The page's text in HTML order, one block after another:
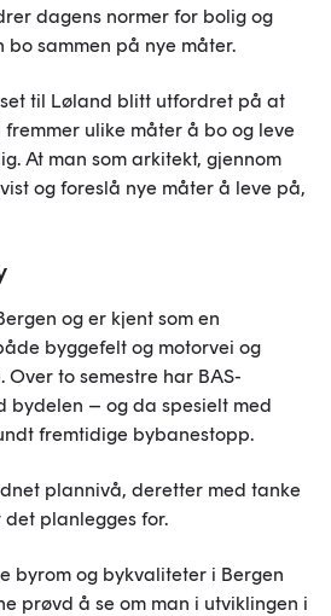
dagens normer for bolig og
sammen på nye måter.
til Løland blitt utfordret på at
ulike måter å bo og leve
At man som arkitekt, gjennom
og foreslå nye måter å leve på,
og er kjent som en
byggefelt og motorvei og
to semestre har BAS-
bydelen – og da spesielt med
fremtidige bybanestopp.
plannivå, deretter med tanke
planlegges for.
byrom og bykvaliteter i Bergen
prøvd å se om man i utviklingen i